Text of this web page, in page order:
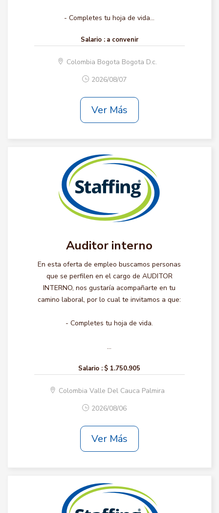
- Completes tu hoja de vida...
Salario : a convenir
Colombia Bogota Bogota D.c.
2026/08/07
Ver Más
Auditor interno
En esta oferta de empleo buscamos personas
que se perfilen en el cargo de AUDITOR
INTERNO, nos gustaría acompañarte en tu
camino laboral, por lo cual te invitamos a que:
- Completes tu hoja de vida.
...
Salario : $ 1.750.905
Colombia Valle Del Cauca Palmira
2026/08/06
Ver Más